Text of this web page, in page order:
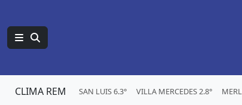
CLIMA REM SAN LUIS 6.3° VILLA MERCEDES 2.8°